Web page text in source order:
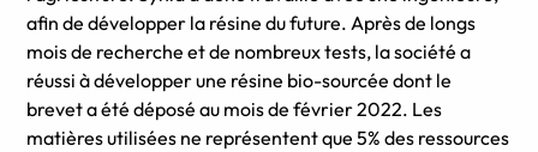
afin de développer la résine du future. Après de longs
mois de recherche et de nombreux tests, la société a
réussi à développer une résine bio-sourcée dont le
brevet a été déposé au mois de février 2022. Les
matières utilisées ne représentent que 5% des ressources